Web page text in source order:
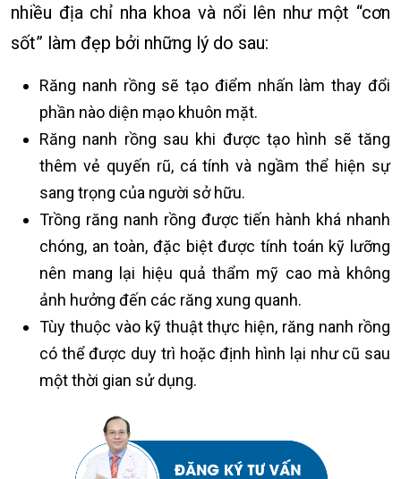
nhiều địa chỉ nha khoa và nổi lên như một “cơn
sốt” làm đẹp bởi những lý do sau:
Răng nanh rồng sẽ tạo điểm nhấn làm thay đổi
phần nào diện mạo khuôn mặt.
Răng nanh rồng sau khi được tạo hình sẽ tăng
thêm vẻ quyến rũ, cá tính và ngầm thể hiện sự
sang trọng của người sở hữu.
Trồng răng nanh rồng được tiến hành khá nhanh
chóng, an toàn, đặc biệt được tính toán kỹ lưỡng
nên mang lại hiệu quả thẩm mỹ cao mà không
ảnh hưởng đến các răng xung quanh.
Tùy thuộc vào kỹ thuật thực hiện, răng nanh rồng
có thể được duy trì hoặc định hình lại như cũ sau
một thời gian sử dụng.